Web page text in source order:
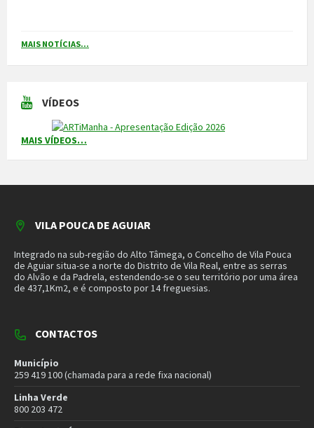
MAIS NOTÍCIAS...
VÍDEOS
MAIS VÍDEOS…
VILA POUCA DE AGUIAR
Integrado na sub-região do Alto Tâmega, o Concelho de Vila Pouca
de Aguiar situa-se a norte do Distrito de Vila Real, entre as serras
do Alvão e da Padrela, estendendo-se o seu território por uma área
de 437,1Km2, e é composto por 14 freguesias.
CONTACTOS
Município
259 419 100 (chamada para a rede fixa nacional)
Linha Verde
800 203 472